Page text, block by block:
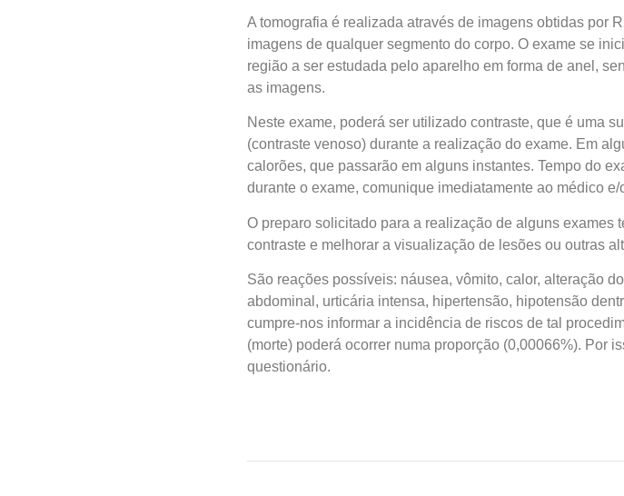
A tomografia é realizada através de imagens obtidas por
imagens de qualquer segmento do corpo. O exame se
região a ser estudada pelo aparelho em forma de anel,
as imagens.
Neste exame, poderá ser utilizado contraste, que é uma
(contraste venoso) durante a realização do exame. Em
calorões, que passarão em alguns instantes. Tempo do
durante o exame, comunique imediatamente ao médico e/
O preparo solicitado para a realização de alguns exames
contraste e melhorar a visualização de lesões ou outras
São reações possíveis: náusea, vômito, calor, alteração
abdominal, urticária intensa, hipertensão, hipotensão
cumpre-nos informar a incidência de riscos de tal
(morte) poderá ocorrer numa proporção (0,00066%). Por
questionário.